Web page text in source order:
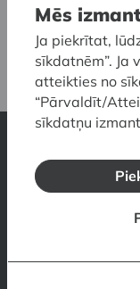
Latvijas
Mēs
Ja piekrītat,
sīkdatnēm”.
atteikties no
“Pārvaldīt/
sīkdatņu